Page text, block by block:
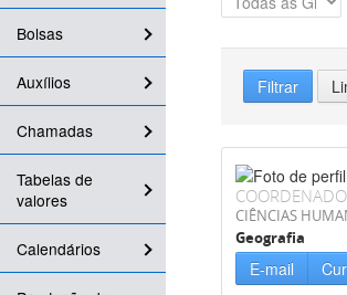
Bolsas
Auxílios
Chamadas
Tabelas de
valores
Calendários
Filtrar
CIÊNCIAS
Geografia
E-mail